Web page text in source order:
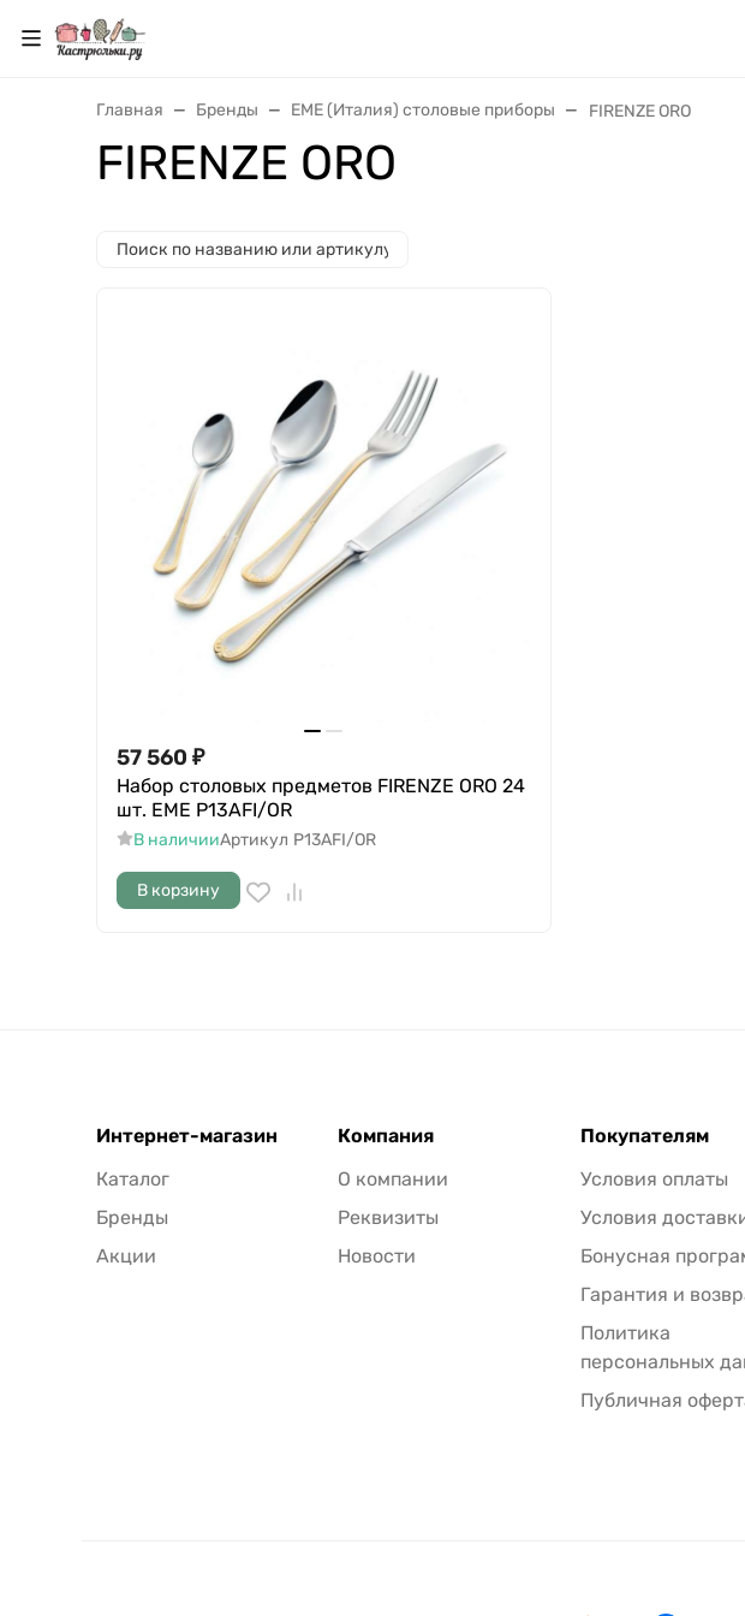
Главная Бренды EME (Италия) столовые приборы FIRENZE ORO
FIRENZE ORO
57 560 ₽
Набор столовых предметов FIRENZE ORO 24
шт. EME P13AFI/OR
В наличииАртикул P13AFI/OR
В корзину
Интернет-магазин
Каталог
Бренды
Акции
Компания
О компании
Реквизиты
Новости
Покупателям
Условия оплаты
Условия
Бонусная
Гарантия и
Политика
персональных
Публичная